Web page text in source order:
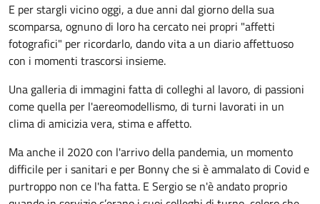
E per stargli vicino oggi, a due anni dal giorno della sua
scomparsa, ognuno di loro ha cercato nei propri "affetti
fotografici" per ricordarlo, dando vita a un diario affettuoso
con i momenti trascorsi insieme.
Una galleria di immagini fatta di colleghi al lavoro, di passioni
come quella per l'aereomodellismo, di turni lavorati in un
clima di amicizia vera, stima e affetto.
Ma anche il 2020 con l'arrivo della pandemia, un momento
difficile per i sanitari e per Bonny che si è ammalato di Covid e
purtroppo non ce l'ha fatta. E Sergio se n'è andato proprio